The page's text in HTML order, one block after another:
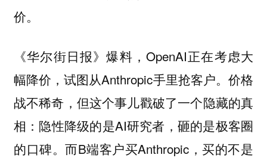
价。
《华尔街日报》爆料，OpenAI正在考虑大
幅降价，试图从Anthropic手里抢客户。价格
战不稀奇，但这个事儿戳破了一个隐藏的真
相：隐性降级的是AI研究者，砸的是极客圈
的口碑。而B端客户买Anthropic，买的不是